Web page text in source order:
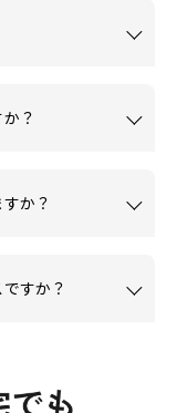
？
か？
すか？